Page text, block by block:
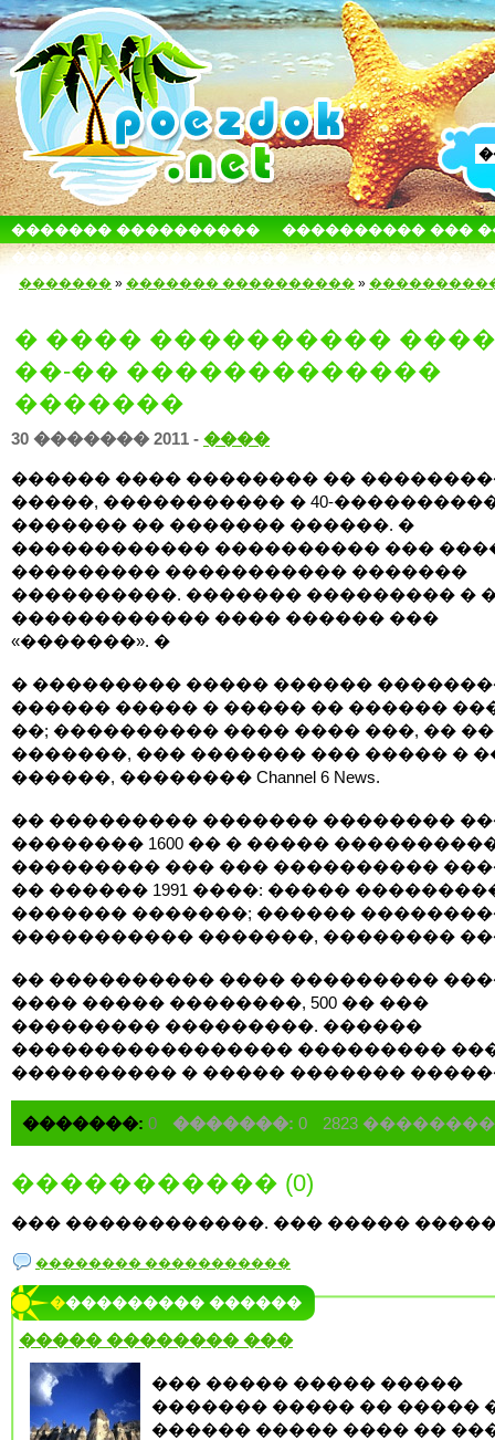
������� ����������
���������� ���
������������� ������
����� � ����
������� » ������� ���������� »
� ���� ����������
��-�� �������������
�������
30 ������� 2011 - ����
������ ���� �������� ��
�����, ����������� � 40-
������� �� ������� ������. �
������������ ���������� ���
��������� ����������� �������
����������. ������� ��������� �
������������ ���� ������ ���
«�������». �
� ��������� ����� ������
������ ����� � ����� �� ������
��; ���������� ���� ���� ���, ��
�������, ��� ������� ��� ����� �
������, �������� Channel 6 News.
�� ��������� ������� ��������
�������� 1600 �� � �����
��������� ��� ��� ����������
�� ������ 1991 ����: �����
������� �������; ������
����������� �������, ��������
�� ���������� ���� ���������
���� ����� ��������, 500 �� ���
��������� ���������. ������
����������������� ���������
���������� � ����� �������
�������: 0 �������: 0 2823
����������� (0)
��� ������������. ��� �����
�������� �����������
���������� ������
����� �������� ���
��� ����� ����� �����
������� ����� �� �����
������ ����� ���� ��